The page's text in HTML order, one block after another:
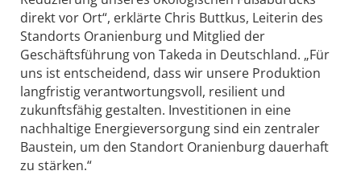
direkt vor Ort“, erklärte Chris Buttkus, Leiterin des
Standorts Oranienburg und Mitglied der
Geschäftsführung von Takeda in Deutschland. „Für
uns ist entscheidend, dass wir unsere Produktion
langfristig verantwortungsvoll, resilient und
zukunftsfähig gestalten. Investitionen in eine
nachhaltige Energieversorgung sind ein zentraler
Baustein, um den Standort Oranienburg dauerhaft
zu stärken.“